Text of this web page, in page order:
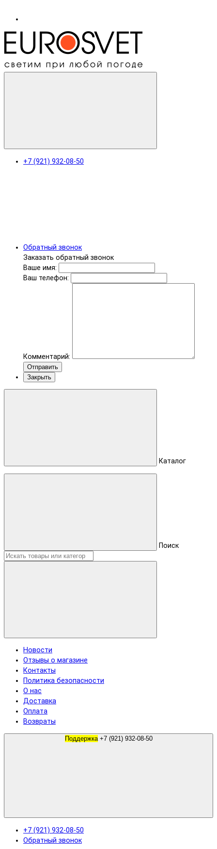
+7 (921) 932-08-50
Обратный звонок
Заказать обратный звонок
Ваше имя:
Ваш телефон:
Комментарий:
Отправить
Закрыть
Каталог
Поиск
Новости
Отзывы о магазине
Контакты
Политика безопасности
О нас
Доставка
Оплата
Возвраты
Поддержка +7 (921) 932-08-50
+7 (921) 932-08-50
Обратный звонок